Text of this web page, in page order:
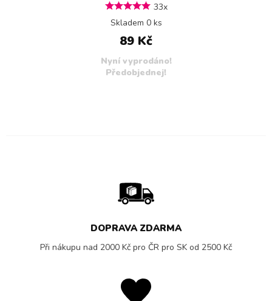
33x
Skladem 0 ks
89 Kč
Nyní vyprodáno!
Předobjednej!
DOPRAVA ZDARMA
Při nákupu nad 2000 Kč pro ČR pro SK od 2500 Kč